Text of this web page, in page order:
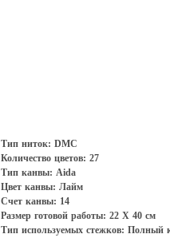
Тип ниток: DMC
Количество цветов: 27
Тип канвы: Aida
Цвет канвы: Лайм
Счет канвы: 14
Размер готовой работы: 22 Х 40 см
Тип используемых стежков: Полный